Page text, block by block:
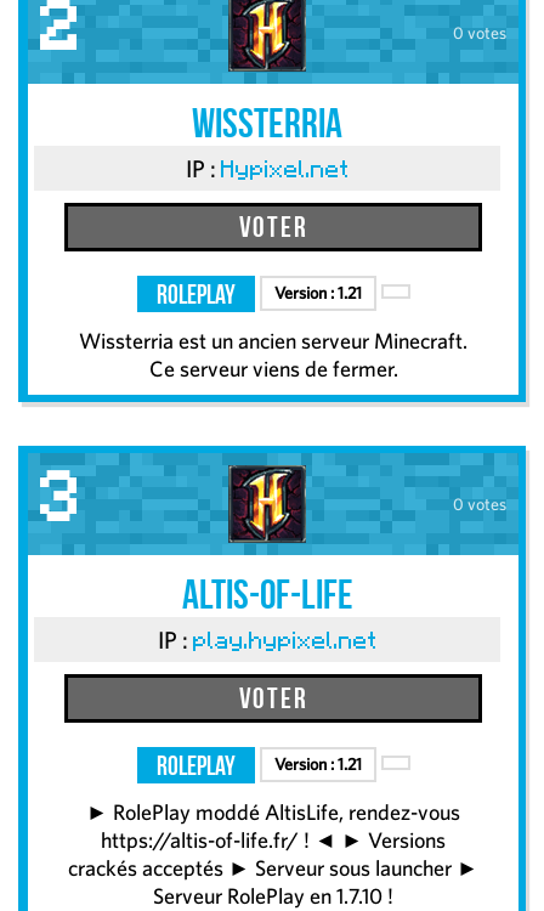
2 0 votes
Wissterria
IP : Hypixel.net
Voter
RolePlay Version :1.21
Wissterria est un ancien serveur Minecraft.
Ce serveur viens de fermer.
3 0 votes
Altis-Of-Life
IP : play.hypixel.net
Voter
RolePlay Version :1.21
► RolePlay moddé AltisLife, rendez-vous
https://altis-of-life.fr/ ! ◄ ► Versions
crackés acceptés ► Serveur sous launcher ►
Serveur RolePlay en 1.7.10 !